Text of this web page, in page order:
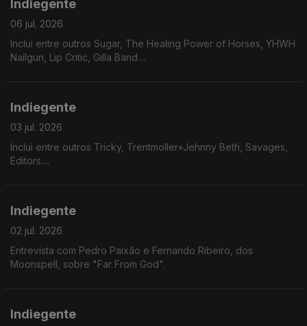
Indiegente
06 jul. 2026
Inclui entre outros Sugar, The Healing Power of Horses, YHWH
Nailgun, Lip Critic, Gilla Band....
Indiegente
03 jul. 2026
Inclui entre outros Tricky, Trentmoller+Jehnny Beth, Savages,
Editors....
Indiegente
02 jul. 2026
Entrevista com Pedro Paixão e Fernando Ribeiro, dos
Moonspell, sobre "Far From God".
Indiegente